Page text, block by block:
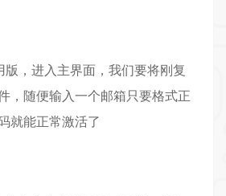
，进入主界面，我们要将刚复
，随便输入一个邮箱只要格式正
就能正常激活了